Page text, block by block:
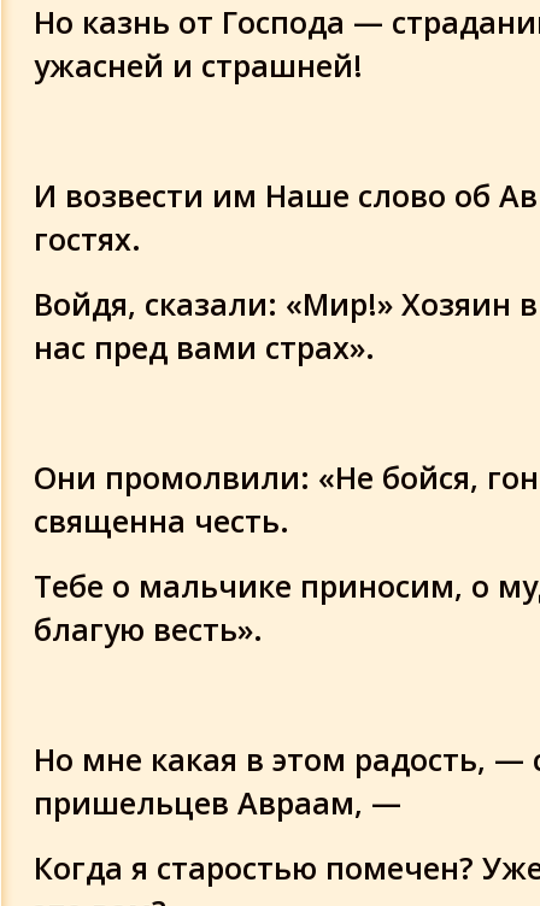
Но казнь от Господа —
ужасней и страшней!
И возвести им Наше слово об
гостях.
Войдя, сказали: «Мир!» Хозяин
нас пред вами страх».
Они промолвили: «Не бойся,
священна честь.
Тебе о мальчике приносим, о
благую весть».
Но мне какая в этом радость, —
пришельцев Авраам, —
Когда я старостью помечен?